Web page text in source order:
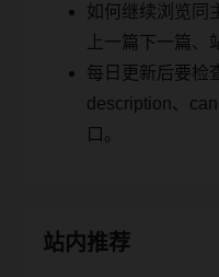
如何继续浏览同
上一篇下一篇、
每日更新后要检
description、
口。
站内推荐